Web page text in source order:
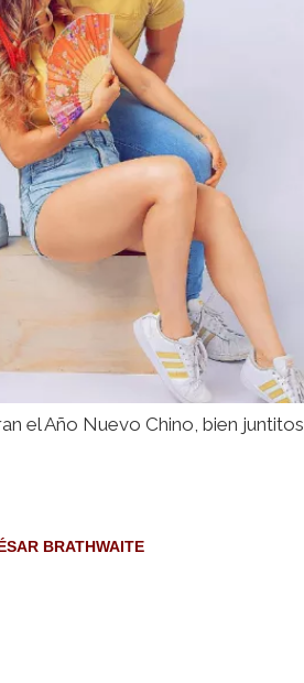
el Año Nuevo Chino, bien juntitos
BRATHWAITE